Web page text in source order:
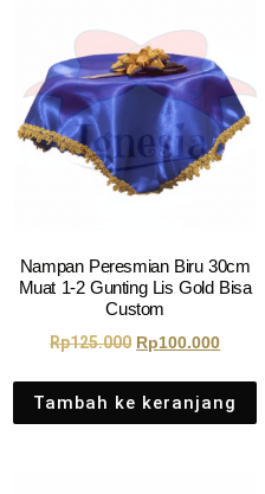
Nampan Peresmian Biru 30cm
Muat 1-2 Gunting Lis Gold Bisa
Custom
Rp125.000 Rp100.000
Tambah ke keranjang